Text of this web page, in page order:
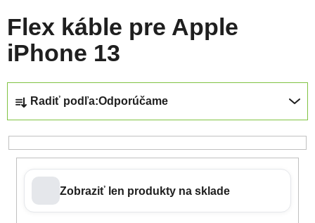
Flex káble pre Apple
iPhone 13
Radiť podľa:Odporúčame
Zobraziť len produkty na sklade